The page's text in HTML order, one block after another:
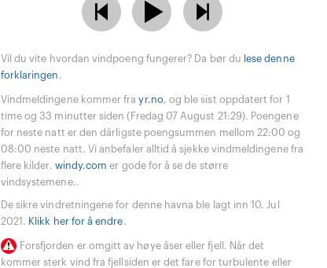
Vil du vite hvordan vindpoeng fungerer? Da bør du lese denne
forklaringen .
Vindmeldingene kommer frayr.no, og ble sist oppdatert for 1
time og 33 minutter siden (Fredag 07 August 21:29). Poengene
for neste natt er den dårligste poengsummen mellom 22:00 og
08:00 neste natt. Vi anbefaler alltid å sjekke vindmeldingene fra
flere kilder. windy.com er gode for å se de større
vindsystemene..
De sikre vindretningene for denne havna ble lagt inn 10. Jul
2021. Klikk her for å endre.
Forsfjorden er omgitt av høye åser eller fjell. Når det
kommer sterk vind fra fjellsiden er det fare for turbulente eller